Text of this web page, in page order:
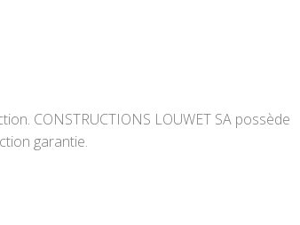
CONSTRUCTIONS LOUWET SA possède
garantie.